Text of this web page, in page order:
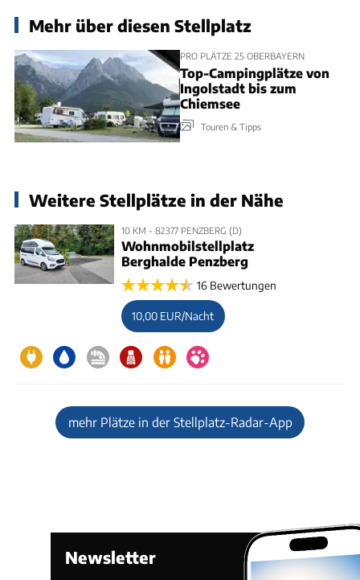
Mehr über diesen Stellplatz
PRO PLÄTZE 25 OBERBAYERN
Top-Campingplätze von
Ingolstadt bis zum
Chiemsee
Touren & Tipps
Weitere Stellplätze in der Nähe
10 KM - 82377 PENZBERG (D)
Wohnmobilstellplatz
Berghalde Penzberg
16 Bewertungen
10,00 EUR/Nacht
mehr Plätze in der Stellplatz-Radar-App
Newsletter